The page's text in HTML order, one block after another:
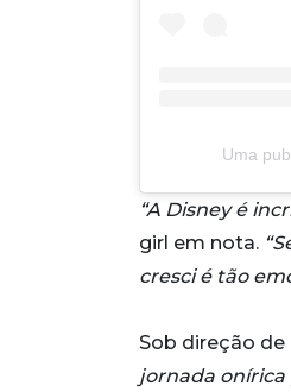
Uma
“A Disney é
girl em nota.
cresci é tão
Sob direção de
jornada onírica